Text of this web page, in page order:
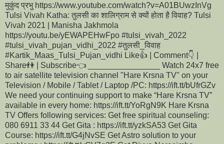
मुकुंद प्रभु https://www.youtube.com/watch?v=A01BUwzInVg
Tulsi Vivah Katha: तुलसी का शालिग्राम से क्यों होता है विवाह? Tulsi
Vivah 2021 | Manisha Jakhmola
https://youtu.be/yEWAPEHwFpo #tulsi_vivah_2022
#tulsi_vivah_pujan_vidhi_2022 #तुलसी_विवाह
#Kartik_Maas_Tulsi_Pujan_vidhi Like👍 | Comment👇 |
Share👫 | Subscribe👈 ________________ Watch 24x7 free
to air satellite television channel "Hare Krsna TV" on your
Television / Mobile / Tablet / Laptop /PC: https://ift.tt/bUfrGZv
We need your continuing support to make “Hare Krsna TV”
available in every home: https://ift.tt/YoRgN9K Hare Krsna
TV Offers following services: Get free spiritual counseling:
080 6911 33 44 Get Gita : https://ift.tt/yzkSA53 Get Gita
Course: https://ift.tt/G4jNvSE Get Astro solution to your